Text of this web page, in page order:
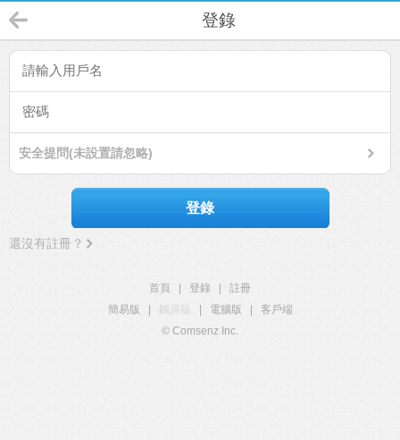
登錄
安全提問(未設置請忽略)
登錄
還沒有註冊？
首頁 登錄
註冊
簡易版
觸屏版 電腦版
客戶端
© Comsenz Inc.